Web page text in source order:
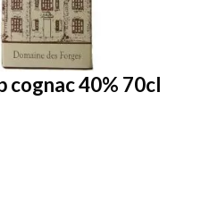
40% 70cl